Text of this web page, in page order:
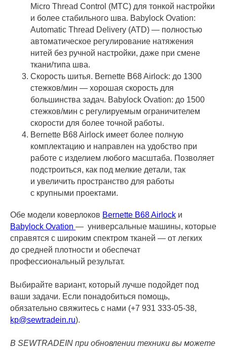
Micro Thread Control (MTC) для тонкой настройки
и более стабильного шва. Babylock Ovation:
Automatic Thread Delivery (ATD) — полностью
автоматическое регулирование натяжения
нитей без ручной настройки, даже при смене
ткани/типа шва.
Скорость шитья. Bernette B68 Airlock: до 1300
стежков/мин — хорошая скорость для
большинства задач. Babylock Ovation: до 1500
стежков/мин с регулируемым ограничителем
скорости для более точной работы.
Bernette B68 Airlock имеет более полную
комплектацию и направлен на удобство при
работе с изделием любого масштаба. Позволяет
подстроиться, как под мелкие детали, так
и увеличить пространство для работы
с крупными проектами.
Обе модели коверлоков Bernette B68 Airlock и
Babylock Ovation — универсальные машины, которые
справятся с широким спектром тканей — от легких
до средней плотности и обеспечат
профессиональный результат.
Выбирайте вариант, который лучше подойдет под
ваши задачи. Если понадобиться помощь,
обязательно свяжитесь с нами (+7 931 333-05-38,
kp@sewtradein.ru).
В SEWTRADEIN при обновлении техники вы можете